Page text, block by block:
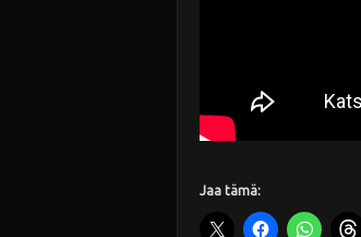
Jaa tämä: